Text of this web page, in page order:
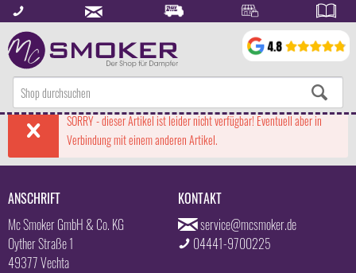
SORRY - dieser Artikel ist leider nicht verfügbar! Eventuell aber in
Verbindung mit einem anderen Artikel.
ANSCHRIFT
Mc Smoker GmbH & Co. KG
Oyther Straße 1
49377 Vechta
KONTAKT
service@mcsmoker.de
04441-9700225